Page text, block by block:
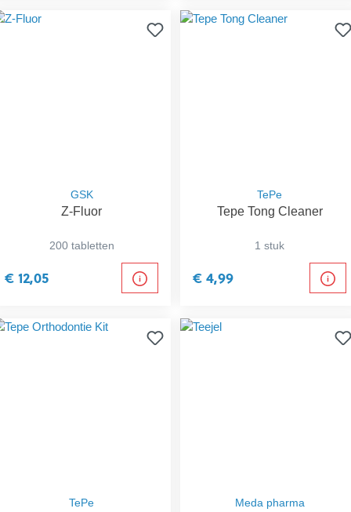
GSK
Z-Fluor
200 tabletten
€ 12,05
TePe
Tepe Tong Cleaner
1 stuk
€ 4,99
TePe Meda pharma